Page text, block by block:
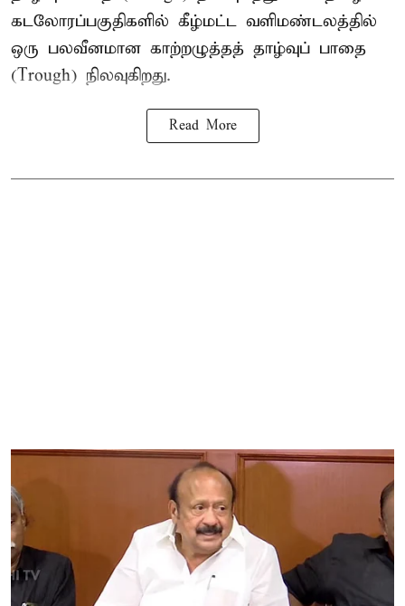
கடலோரப்பகுதிகளில் கீழ்மட்ட வளிமண்டலத்தில்
ஒரு பலவீனமான காற்றழுத்தத் தாழ்வுப் பாதை
(Trough) நிலவுகிறது.
Read More